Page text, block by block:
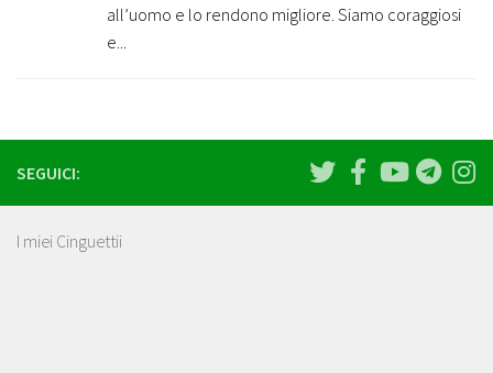
all’uomo e lo rendono migliore. Siamo coraggiosi
e...
SEGUICI:
I miei Cinguettii